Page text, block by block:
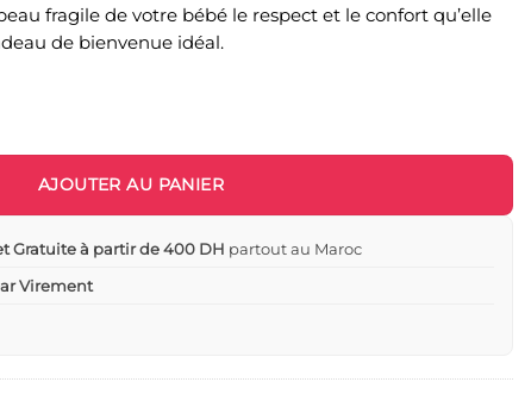
fragile de votre bébé le respect et le confort qu’elle
de bienvenue idéal.
ourson – Caramell baby
AJOUTER AU PANIER
Gratuite à partir de 400 DH partout au Maroc
Virement